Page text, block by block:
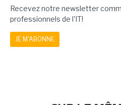
Recevez notre newsletter
professionnels de l'IT!
JE M'ABONNE